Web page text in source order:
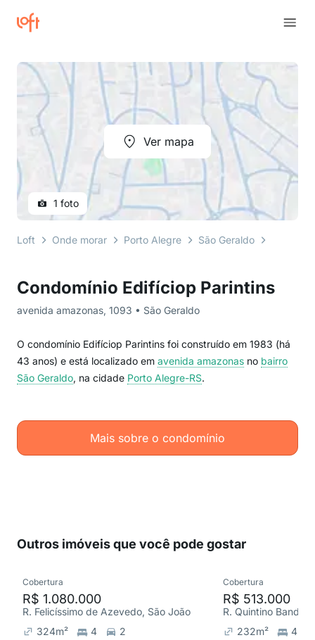
Condomínio Edifíciop Parintins
avenida amazonas, 1093 • São Geraldo
O condomínio Edifíciop Parintins foi construído em 1983 (há
43 anos) e está localizado em avenida amazonas no bairro
São Geraldo, na cidade Porto Alegre-RS.
Mais sobre o condomínio
Ver mapa
1 foto
Loft Onde morar Porto Alegre São Geraldo
Outros imóveis que você pode gostar
Cobertura
R$ 1.080.000
R. Felicíssimo de Azevedo, São João
324m² 4
2
Cobertura
R$ 513.000
R. Quintino
232m²
4